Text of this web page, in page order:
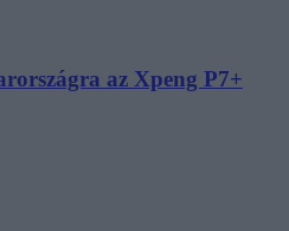
az Xpeng P7+